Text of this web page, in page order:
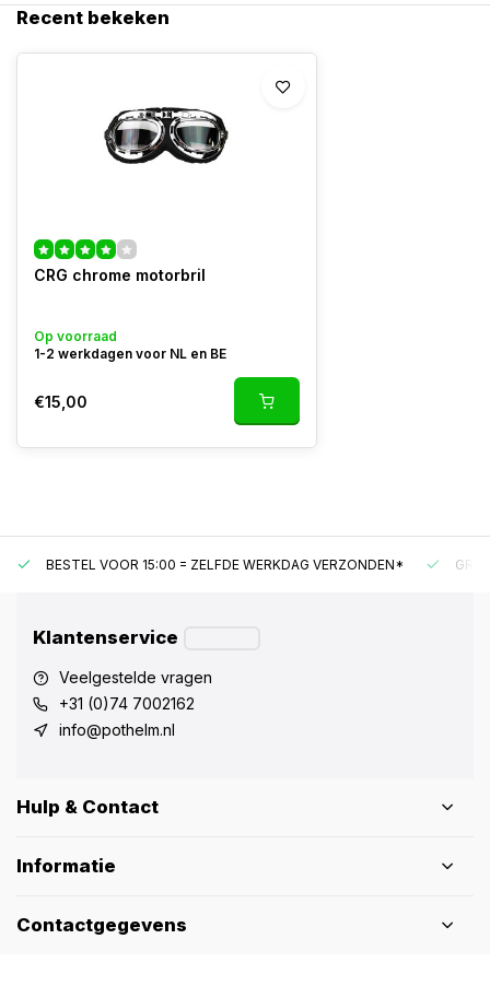
Recent bekeken
CRG chrome motorbril
Op voorraad
1-2 werkdagen voor NL en BE
€15,00
BESTEL VOOR 15:00 = ZELFDE WERKDAG VERZONDEN*
Klantenservice
Veelgestelde vragen
+31 (0)74 7002162
info@pothelm.nl
Hulp & Contact
Informatie
Contactgegevens